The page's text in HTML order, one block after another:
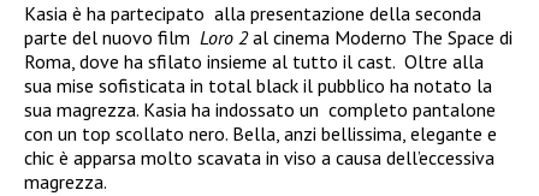
Kasia è ha partecipato alla presentazione della seconda
parte del nuovo film Loro 2al cinema Moderno The Space di
Roma, dove ha sfilato insieme al tutto il cast. Oltre alla
sua mise sofisticata in total black il pubblico ha notato la
sua magrezza. Kasia ha indossato un completo pantalone
con un top scollato nero. Bella, anzi bellissima, elegante e
chic è apparsa molto scavata in viso a causa dell’eccessiva
magrezza.